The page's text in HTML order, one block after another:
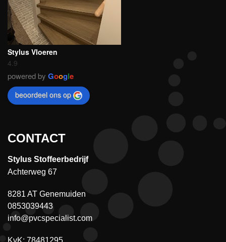
Stylus Vloeren
4.9
powered by Google
beoordeel ons op
CONTACT
Stylus Stoffeerbedrijf
Achterweg 67
8281 AT Genemuiden
0853039443
info@pvcspecialist.com